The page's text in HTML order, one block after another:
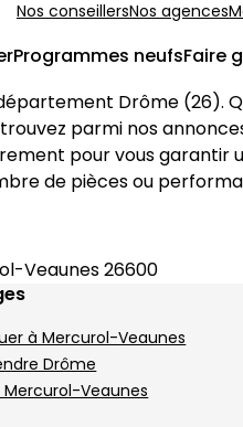
Nos conseillersNos agences
Programmes neufsFaire
Drôme (26).
parmi nos
pour vous garantir
de pièces ou
Veaunes 26600
à Mercurol-Veaunes
Drôme
Veaunes